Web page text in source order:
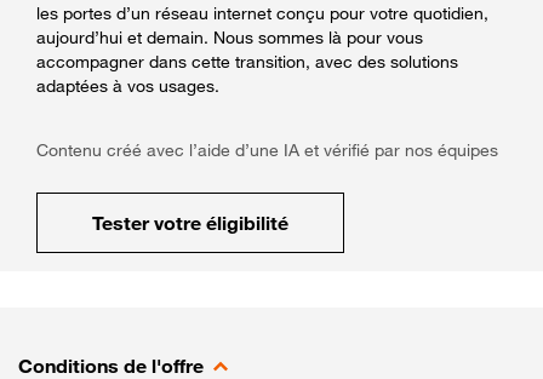
les portes d’un réseau internet conçu pour votre quotidien,
aujourd’hui et demain. Nous sommes là pour vous
accompagner dans cette transition, avec des solutions
adaptées à vos usages.
Contenu créé avec l’aide d’une IA et vérifié par nos équipes
Tester votre éligibilité
Conditions de l'offre